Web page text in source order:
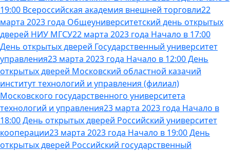
19:00 Всероссийская академия внешней торговли22
марта 2023 года Общеуниверситетский день открытых
дверей НИУ МГСУ22 марта 2023 года Начало в 17:00
День открытых дверей Государственный университет
управления23 марта 2023 года Начало в 12:00 День
открытых дверей Московский областной казачий
институт технологий и управления (филиал)
Московского государственного университета
технологий и управления23 марта 2023 года Начало в
18:00 День открытых дверей Российский университет
кооперации23 марта 2023 года Начало в 19:00 День
открытых дверей Российский государственный